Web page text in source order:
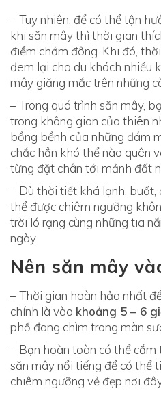
ạ
t
ở
đ
â
u
,
k
h
i
n
à
o
?
ở
đ
â
u
,
k
h
i
n
à
o
1
– Tuy nhiên, để có thể tận
khi săn mây thì thời gian
điểm chớm đông. Khi đó,
đem lại cho du khách nhiều
mây giăng mắc trên những
– Trong quá trình săn mây,
trong không gian của thiên
bồng bềnh của những đám
chắc hẳn khó thể nào quên
từng đặt chân tới mảnh đất
– Dù thời tiết khá lạnh,
thể được chiêm ngưỡng
trời ló rạng cùng những tia
ngày.
Nên săn mây
– Thời gian hoàn hảo nhất
chính là vào khoảng 5 – 6
phố đang chìm trong màn
– Bạn hoàn toàn có thể
săn mây nổi tiếng để có thể
chiêm ngưỡng vẻ đẹp nơi